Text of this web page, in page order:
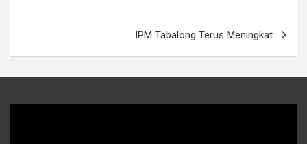
IPM Tabalong Terus Meningkat